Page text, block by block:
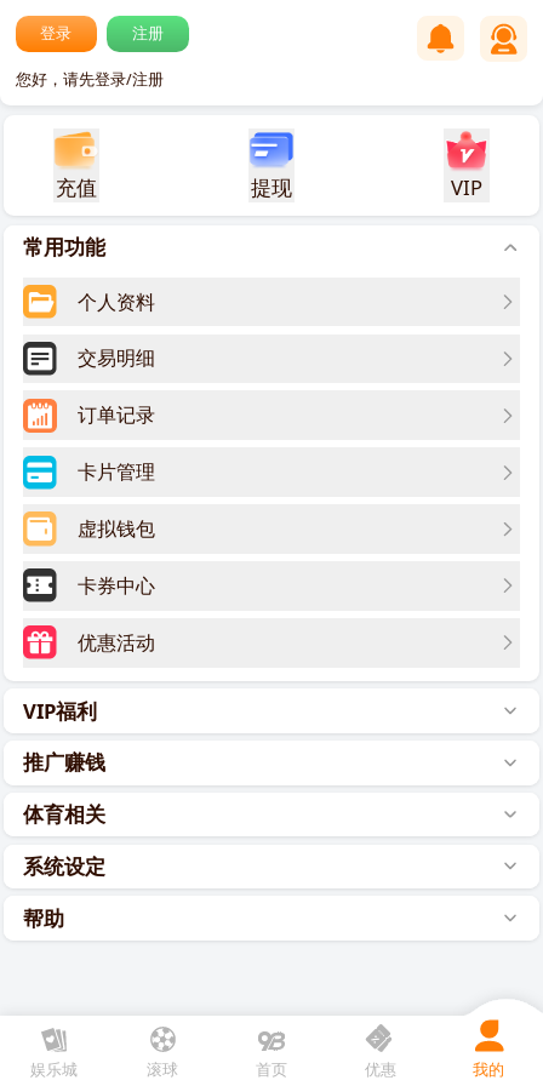
登录 注册
您好，请先登录/注册
充值 提现 VIP
常用功能
个人资料
交易明细
VIP福利
推广赚钱
体育相关
系统设定
帮助
娱乐城 滚球 优惠 我的